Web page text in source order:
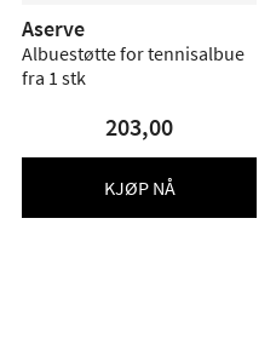
Aserve
Albuestøtte for tennisalbue
fra 1 stk
203,00
KJØP NÅ